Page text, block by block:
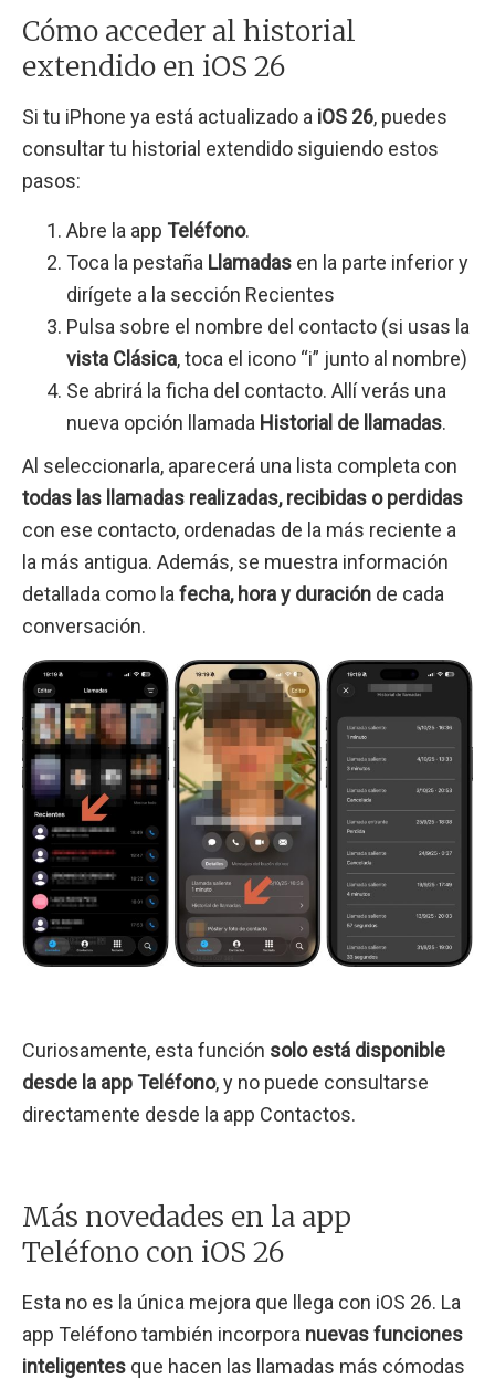
Cómo acceder al historial
extendido en iOS 26
Si tu iPhone ya está actualizado a iOS 26, puedes
consultar tu historial extendido siguiendo estos
pasos:
Abre la app Teléfono.
Toca la pestaña Llamadas en la parte inferior y
dirígete a la sección Recientes
Pulsa sobre el nombre del contacto (si usas la
vista Clásica, toca el icono “i” junto al nombre)
Se abrirá la ficha del contacto. Allí verás una
nueva opción llamada Historial de llamadas.
Al seleccionarla, aparecerá una lista completa con
todas las llamadas realizadas, recibidas o perdidas
con ese contacto, ordenadas de la más reciente a
la más antigua. Además, se muestra información
detallada como la fecha, hora y duración de cada
conversación.
Curiosamente, esta función solo está disponible
desde la app Teléfono, y no puede consultarse
directamente desde la app Contactos.
Más novedades en la app
Teléfono con iOS 26
Esta no es la única mejora que llega con iOS 26. La
app Teléfono también incorpora nuevas funciones
inteligentes que hacen las llamadas más cómodas